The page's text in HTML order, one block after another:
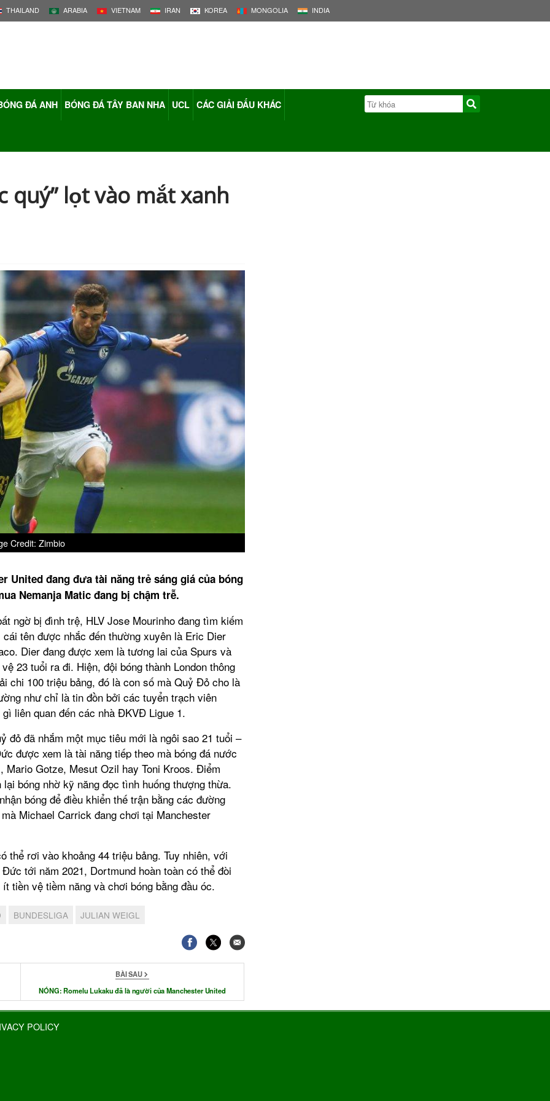
THAILAND ARABIA VIETNAM IRAN KOREA MONGOLIA INDIA
ĐÁ ANH BÓNG ĐÁ TÂY BAN NHA UCL CÁC GIẢI ĐẤU KHÁC
quý” lọt vào mắt xanh
Credit: Zimbio
United đang đưa tài năng trẻ sáng giá của bóng
Nemanja Matic đang bị chậm trễ.
ngờ bị đình trệ, HLV Jose Mourinho đang tìm kiếm
tên được nhắc đến thường xuyên là Eric Dier
Dier đang được xem là tương lai của Spurs và
23 tuổi ra đi. Hiện, đội bóng thành London thông
chi 100 triệu bảng, đó là con số mà Quỷ Đỏ cho là
như chỉ là tin đồn bởi các tuyển trạch viên
liên quan đến các nhà ĐKVĐ Ligue 1.
đỏ đã nhắm một mục tiêu mới là ngôi sao 21 tuổi –
được xem là tài năng tiếp theo mà bóng đá nước
Gotze, Mesut Ozil hay Toni Kroos. Điểm
bóng nhờ kỹ năng đọc tình huống thượng thừa.
bóng để điều khiển thế trận bằng các đường
Michael Carrick đang chơi tại Manchester
thể rơi vào khoảng 44 triệu bảng. Tuy nhiên, với
tới năm 2021, Dortmund hoàn toàn có thể đòi
tiền vệ tiềm năng và chơi bóng bằng đầu óc.
BUNDESLIGA JULIAN WEIGL
BÀI SAU
NÓNG: Romelu Lukaku đã là người của Manchester United
POLICY